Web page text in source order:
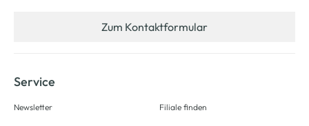
Zum Kontaktformular
Service
Newsletter Filiale finden